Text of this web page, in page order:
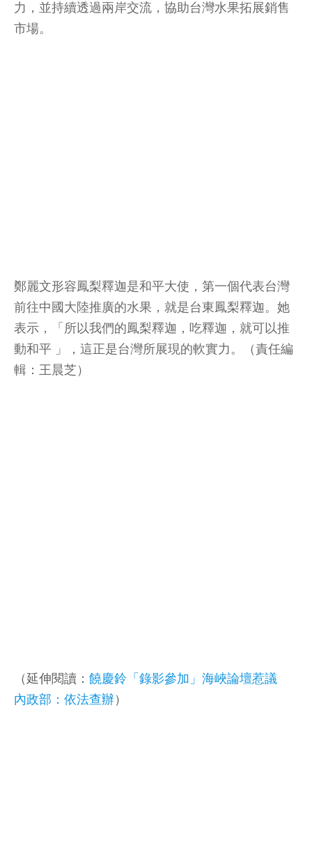
力，並持續透過兩岸交流，協助台灣水果拓展銷售
市場。
鄭麗文形容鳳梨釋迦是和平大使，第一個代表台灣
前往中國大陸推廣的水果，就是台東鳳梨釋迦。她
表示，「所以我們的鳳梨釋迦，吃釋迦，就可以推
動和平 」，這正是台灣所展現的軟實力。（責任編
輯：王晨芝）
（延伸閱讀： 饒慶鈴「錄影參加」海峽論壇惹議
內政部：依法查辦）